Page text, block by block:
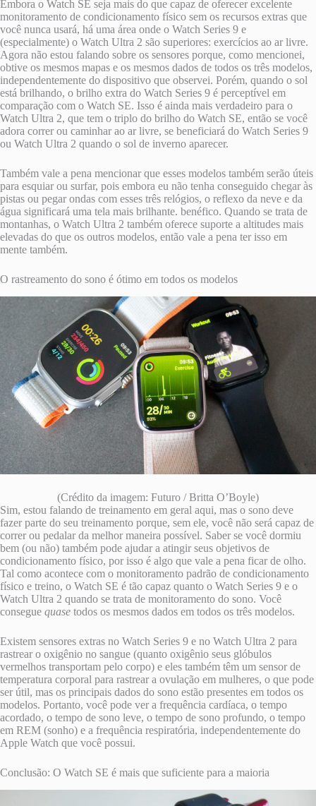
Embora o Watch SE seja mais do que capaz de oferecer excelente
monitoramento de condicionamento físico sem os recursos extras que
você nunca usará, há uma área onde o Watch Series 9 e
(especialmente) o Watch Ultra 2 são superiores: exercícios ao ar livre.
Agora não estou falando sobre os sensores porque, como mencionei,
obtive os mesmos mapas e os mesmos dados de todos os três modelos,
independentemente do dispositivo que observei. Porém, quando o sol
está brilhando, o brilho extra do Watch Series 9 é perceptível em
comparação com o Watch SE. Isso é ainda mais verdadeiro para o
Watch Ultra 2, que tem o triplo do brilho do Watch SE, então se você
adora correr ou caminhar ao ar livre, se beneficiará do Watch Series 9
ou Watch Ultra 2 quando o sol de inverno aparecer.
Também vale a pena mencionar que esses modelos também serão úteis
para esquiar ou surfar, pois embora eu não tenha conseguido chegar às
pistas ou pegar ondas com esses três relógios, o reflexo da neve e da
água significará uma tela mais brilhante. benéfico. Quando se trata de
montanhas, o Watch Ultra 2 também oferece suporte a altitudes mais
elevadas do que os outros modelos, então vale a pena ter isso em
mente também.
O rastreamento do sono é ótimo em todos os modelos
(Crédito da imagem: Futuro / Britta O’Boyle)
Sim, estou falando de treinamento em geral aqui, mas o sono deve
fazer parte do seu treinamento porque, sem ele, você não será capaz de
correr ou pedalar da melhor maneira possível. Saber se você dormiu
bem (ou não) também pode ajudar a atingir seus objetivos de
condicionamento físico, por isso é algo que vale a pena ficar de olho.
Tal como acontece com o monitoramento padrão de condicionamento
físico e treino, o Watch SE é tão capaz quanto o Watch Series 9 e o
Watch Ultra 2 quando se trata de monitoramento do sono. Você
consegue quase todos os mesmos dados em todos os três modelos.
Existem sensores extras no Watch Series 9 e no Watch Ultra 2 para
rastrear o oxigênio no sangue (quanto oxigênio seus glóbulos
vermelhos transportam pelo corpo) e eles também têm um sensor de
temperatura corporal para rastrear a ovulação em mulheres, o que pode
ser útil, mas os principais dados do sono estão presentes em todos os
modelos. Portanto, você pode ver a frequência cardíaca, o tempo
acordado, o tempo de sono leve, o tempo de sono profundo, o tempo
em REM (sonho) e a frequência respiratória, independentemente do
Apple Watch que você possui.
Conclusão: O Watch SE é mais que suficiente para a maioria